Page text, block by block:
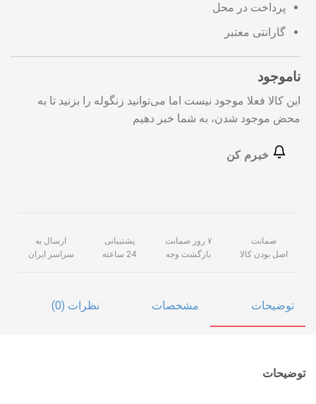
پرداخت در محل
گارانتی معتبر
ناموجود
این کالا فعلا موجود نیست اما می‌توانید زنگوله را بزنید تا به
محض موجود شدن، به شما خبر دهیم
ضمانت
اصل بودن کالا
۷ روز ضمانت
بازگشت وجه
پشتیبانی
24 ساعته
ارسال به
سراسر ایران
توضیحات مشخصات نظرات (0)
توضیحات